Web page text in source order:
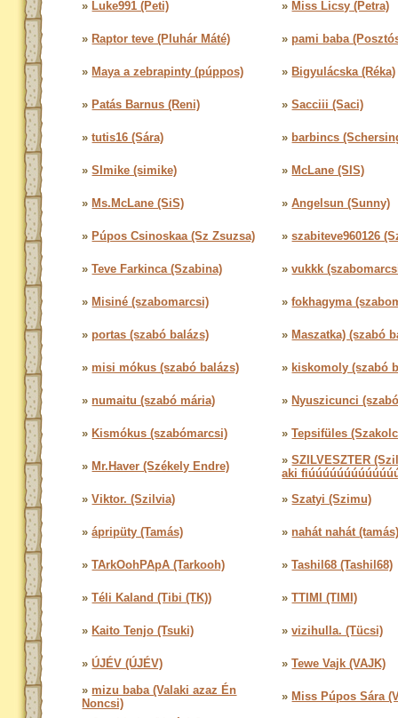
» Luke991 (Peti) » Miss Licsy (Petra)
» Raptor teve (Pluhár Máté) » pami baba
» Maya a zebrapinty (púppos) » Bigyulácska (Réka)
» Patás Barnus (Reni) »Sacciii (Saci)
»tutis16 (Sára) » barbincs
»SImike (simike) » McLane (SIS)
» Ms.McLane (SiS) »Angelsun (Sunny)
» Púpos Csinoskaa (Sz Zsuzsa) »szabiteve960126
»Teve Farkinca (Szabina) »vukkk
» Misiné (szabomarcsi) »fokhagyma
» portas (szabó balázs) » Maszatka) (szabó
» misi mókus (szabó balázs) » kiskomoly (szabó
» numaitu (szabó mária) » Nyuszicunci
» Kismókus (szabómarcsi) »Tepsifüles
» Mr.Haver (Székely Endre) »SZILVESZTER
aki
»Viktor. (Szilvia) »Szatyi (Szimu)
»ápripüty (Tamás) » nahát nahát
»TArkOohPApA (Tarkooh) »Tashil68 (Tashil68)
»Téli Kaland (Tibi (TK)) »TTIMI (TIMI)
» Kaito Tenjo (Tsuki) »vizihulla. (Tücsi)
»ÚJÉV (ÚJÉV) »Tewe Vajk (VAJK)
» mizu baba (Valaki azaz Én
Noncsi)
» Miss Púpos Sára